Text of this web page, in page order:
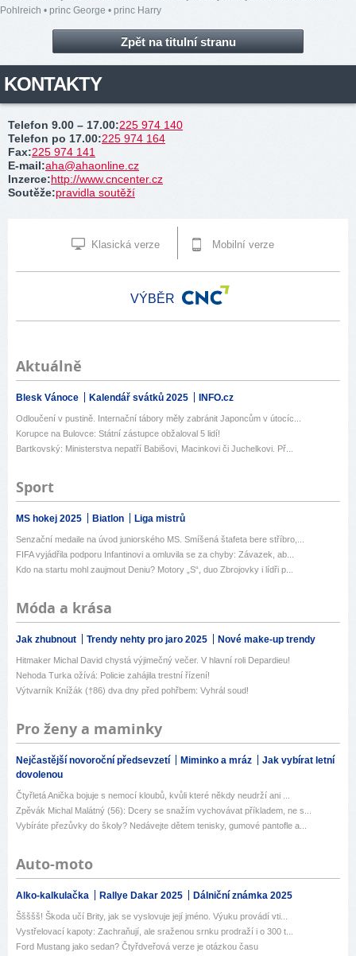
Pohlreich • princ George • princ Harry
Zpět na titulní stranu
KONTAKTY
Telefon 9.00 – 17.00:225 974 140
Telefon po 17.00:225 974 164
Fax:225 974 141
E-mail:aha@ahaonline.cz
Inzerce:http://www.cncenter.cz
Soutěže:pravidla soutěží
Klasická verze Mobilní verze
VÝBĚR
Aktuálně
Blesk Vánoce Kalendář svátků 2025 INFO.cz
Odloučení v pustině. Internační tábory měly zabránit Japoncům v útocíc...
Korupce na Bulovce: Státní zástupce obžaloval 5 lidí!
Bartkovský: Ministerstva nepatří Babišovi, Macinkovi či Juchelkovi. Př...
Sport
MS hokej 2025 Biatlon Liga mistrů
Senzační medaile na úvod juniorského MS. Smíšená štafeta bere stříbro,...
FIFA vyjádřila podporu Infantinovi a omluvila se za chyby: Závazek, ab...
Kdo na startu mohl zaujmout Deniu? Motory „S“, duo Zbrojovky i lídři p...
Móda a krása
Jak zhubnout Trendy nehty pro jaro 2025 Nové make-up trendy
Hitmaker Michal David chystá výjimečný večer. V hlavní roli Depardieu!
Nehoda Turka ožívá: Policie zahájila trestní řízení!
Výtvarník Knížák (†86) dva dny před pohřbem: Vyhrál soud!
Pro ženy a maminky
Nejčastější novoroční předsevzetí Miminko a mráz
Jak vybírat letní
dovolenou
Čtyřletá Anička bojuje s nemocí kloubů, kvůli které někdy neudrží ani ...
Zpěvák Michal Malátný (56): Dcery se snažím vychovávat příkladem, ne s...
Vybíráte přezůvky do školy? Nedávejte dětem tenisky, gumové pantofle a...
Auto-moto
Alko-kalkulačka Rallye Dakar 2025 Dálniční známka 2025
Ššššš! Škoda učí Brity, jak se vyslovuje její jméno. Výuku provádí vti...
Vystřelovací kapoty: Zachraňují, ale sraženou srnku prodraží i o 300 t...
Ford Mustang jako sedan? Čtyřdveřová verze je otázkou času